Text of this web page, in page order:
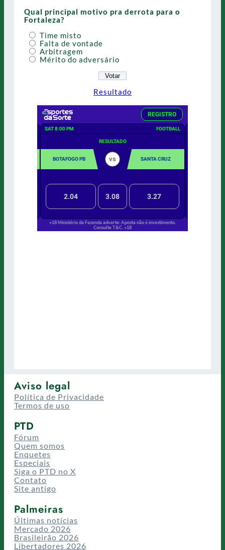
Qual principal motivo pra derrota para o
Fortaleza?
Time misto
Falta de vontade
Arbitragem
Mérito do adversário
Resultado
Aviso legal
Política de Privacidade
Termos de uso
PTD
Fórum
Quem somos
Enquetes
Especiais
Siga o PTD no X
Contato
Site antigo
Palmeiras
Últimas notícias
Mercado 2026
Brasileirão 2026
Libertadores 2026